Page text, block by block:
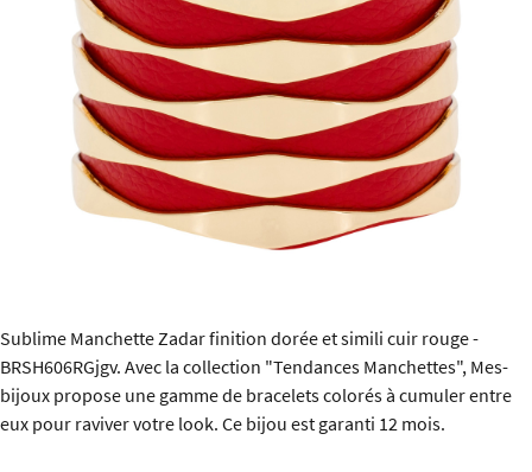
Sublime Manchette Zadar finition dorée et simili cuir rouge -
BRSH606RGjgv. Avec la collection "Tendances Manchettes", Mes-
bijoux propose une gamme de bracelets colorés à cumuler entre
eux pour raviver votre look. Ce bijou est garanti 12 mois.